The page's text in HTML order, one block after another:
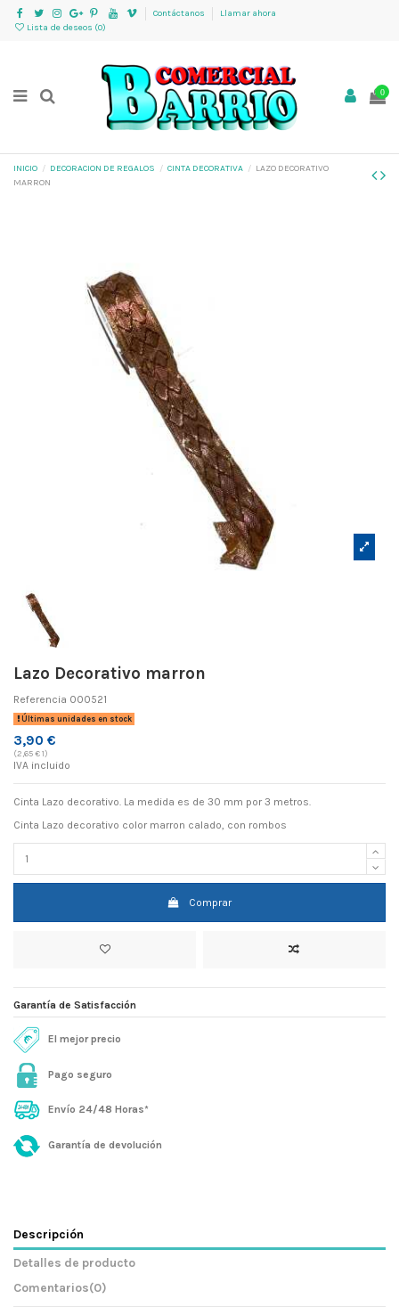
Contáctanos
Llamar ahora
Lista de deseos (0)
0
INICIO DECORACION DE REGALOS CINTA DECORATIVA
LAZO DECORATIVO
MARRON
Lazo Decorativo marron
Referencia 000521
Últimas unidades en stock
3,90 €
(2,65 € 1)
IVA incluido
Cinta Lazo decorativo. La medida es de 30 mm por 3 metros.
Cinta Lazo decorativo color marron calado, con rombos
Comprar
Garantía de Satisfacción
El mejor precio
Pago seguro
Envío 24/48 Horas*
Garantía de devolución
Descripción
Detalles de producto
Comentarios(0)